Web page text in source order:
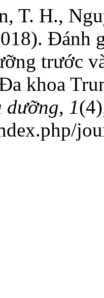
T. H.,
Đánh
trước
khoa
dưỡng, 1